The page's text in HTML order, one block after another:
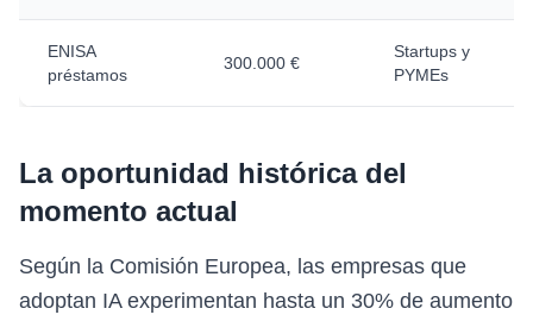
ENISA
préstamos
300.000 €
Startups y
PYMEs
La oportunidad histórica del
momento actual
Según la Comisión Europea, las empresas que
adoptan IA experimentan hasta un 30% de aumento